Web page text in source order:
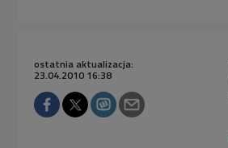
ostatnia aktualizacja:
23.04.2010 16:38